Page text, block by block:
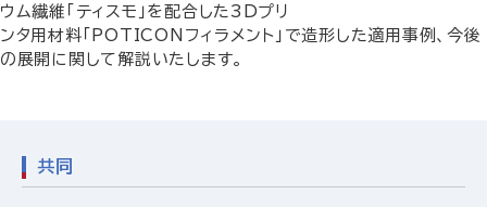
ウム繊維「ティスモ」を配合した3Dプリ
ンタ用材料「POTICONフィラメント」で造形した適用事例、今後
の展開に関して解説いたします。
共同